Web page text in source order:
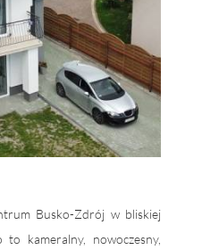
Busko-Zdrój w bliskiej
to kameralny, nowoczesny,